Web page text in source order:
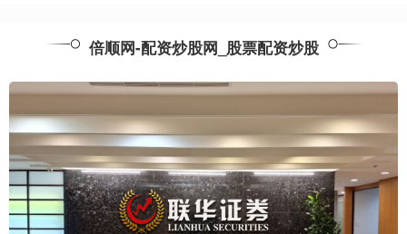
倍顺网-配资炒股网_股票配资炒股